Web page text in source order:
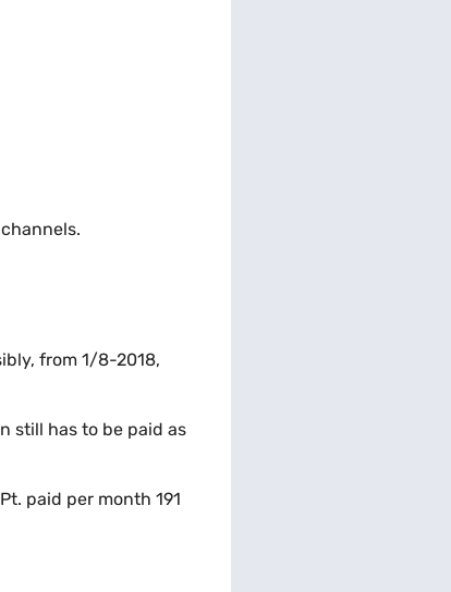
from 1/8-2018,
still has to be paid as
paid per month 191